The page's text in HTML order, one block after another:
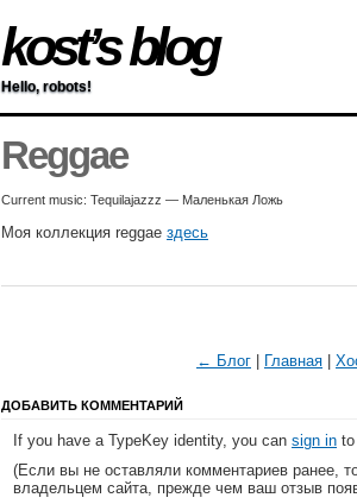
kost’s blog
Hello, robots!
Reggae
Current music: Tequilajazzz — Маленькая Ложь
Моя коллекция reggae здесь
← Блог Главная
ДОБАВИТЬ КОММЕНТАРИЙ
If you have a TypeKey identity, you can sign in
(Если вы не оставляли комментариев ранее,
владельцем сайта, прежде чем ваш отзыв